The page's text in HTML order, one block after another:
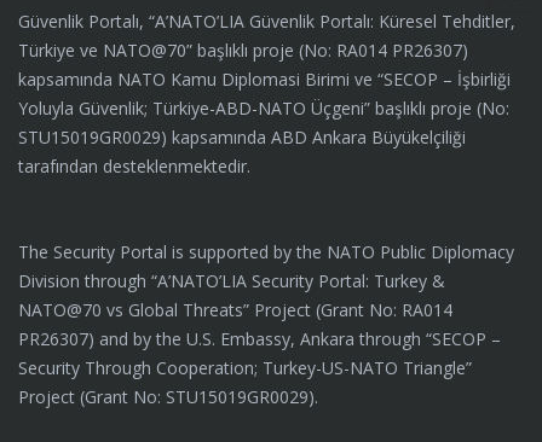
Güvenlik Portalı, “A’NATO’LIA Güvenlik Portalı: Küresel Tehditler,
Türkiye ve NATO@70” başlıklı proje (No: RA014 PR26307)
kapsamında NATO Kamu Diplomasi Birimi ve “SECOP – İşbirliği
Yoluyla Güvenlik; Türkiye-ABD-NATO Üçgeni” başlıklı proje (No:
STU15019GR0029) kapsamında ABD Ankara Büyükelçiliği
tarafından desteklenmektedir.
The Security Portal is supported by the NATO Public Diplomacy
Division through “A’NATO’LIA Security Portal: Turkey &
NATO@70 vs Global Threats” Project (Grant No: RA014
PR26307) and by the U.S. Embassy, Ankara through “SECOP –
Security Through Cooperation; Turkey-US-NATO Triangle”
Project (Grant No: STU15019GR0029).